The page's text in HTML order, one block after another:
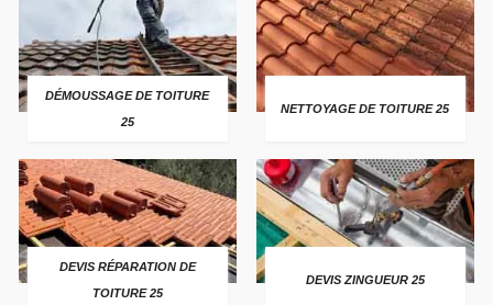
DÉMOUSSAGE DE TOITURE
25
NETTOYAGE DE TOITURE 25
DEVIS RÉPARATION DE
TOITURE 25
DEVIS ZINGUEUR 25